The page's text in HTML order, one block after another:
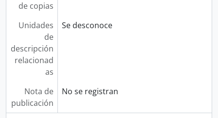
de copias
Unidades
de
descripción
relacionad
as
Se desconoce
Nota de
publicación
No se registran